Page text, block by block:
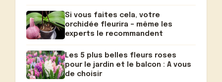
Si vous faites cela, votre
orchidée fleurira – même les
experts le recommandent
Les 5 plus belles fleurs roses
pour le jardin et le balcon : A vous
de choisir